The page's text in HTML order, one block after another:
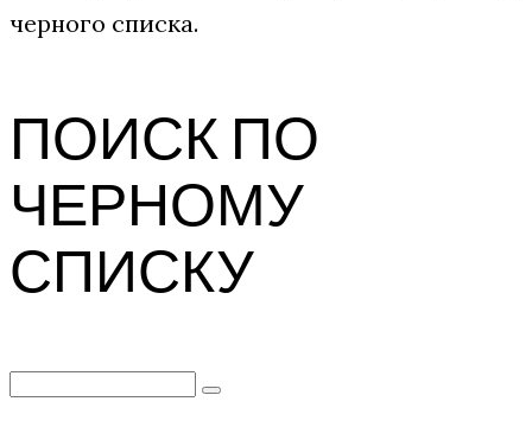
черного списка.
ПОИСК ПО
ЧЕРНОМУ
СПИСКУ
Search